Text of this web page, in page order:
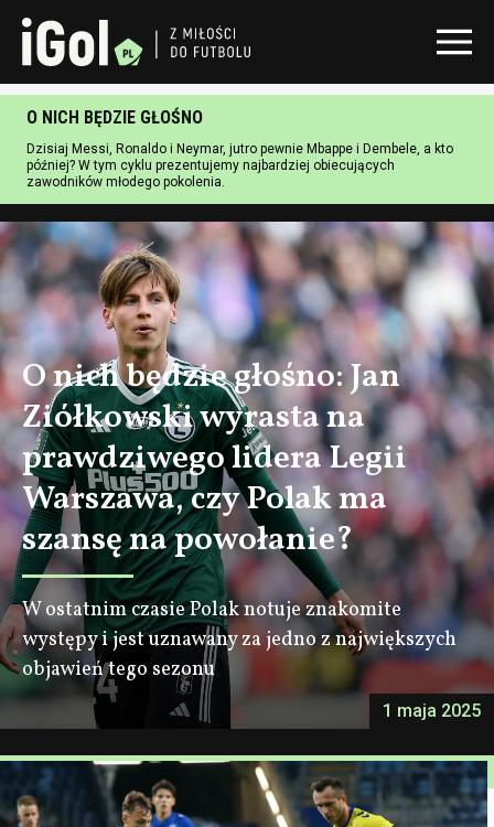
O NICH BĘDZIE GŁOŚNO
Dzisiaj Messi, Ronaldo i Neymar, jutro pewnie Mbappe i Dembele, a kto
później? W tym cyklu prezentujemy najbardziej obiecujących
zawodników młodego pokolenia.
1 maja 2025
O nich będzie głośno: Jan
Ziółkowski wyrasta na
prawdziwego lidera Legii
Warszawa, czy Polak ma
szansę na powołanie?
W ostatnim czasie Polak notuje znakomite
występy i jest uznawany za jedno z największych
objawień tego sezonu